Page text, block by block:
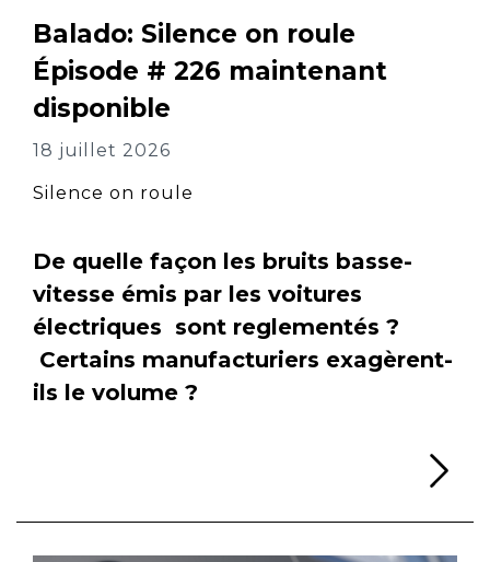
Balado: Silence on roule
Épisode # 226 maintenant
disponible
18 juillet 2026
Silence on roule
De quelle façon les bruits basse-
vitesse émis par les voitures
électriques sont reglementés ?
Certains manufacturiers exagèrent-
ils le volume ?